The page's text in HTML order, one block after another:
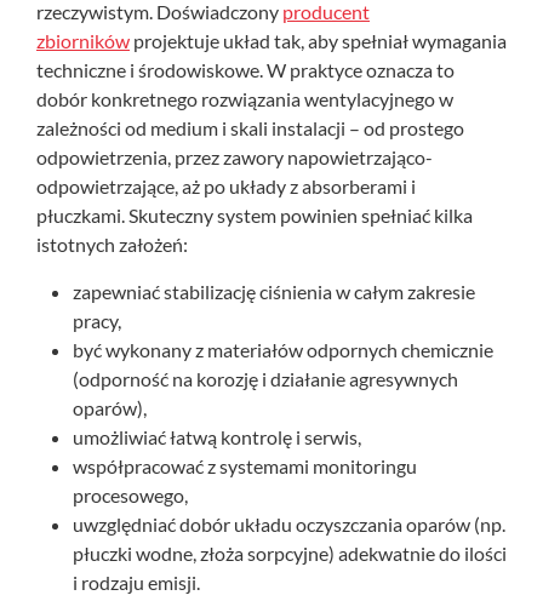
rzeczywistym. Doświadczony producent
zbiorników projektuje układ tak, aby spełniał wymagania
techniczne i środowiskowe. W praktyce oznacza to
dobór konkretnego rozwiązania wentylacyjnego w
zależności od medium i skali instalacji – od prostego
odpowietrzenia, przez zawory napowietrzająco-
odpowietrzające, aż po układy z absorberami i
płuczkami. Skuteczny system powinien spełniać kilka
istotnych założeń:
zapewniać stabilizację ciśnienia w całym zakresie
pracy,
być wykonany z materiałów odpornych chemicznie
(odporność na korozję i działanie agresywnych
oparów),
umożliwiać łatwą kontrolę i serwis,
współpracować z systemami monitoringu
procesowego,
uwzględniać dobór układu oczyszczania oparów (np.
płuczki wodne, złoża sorpcyjne) adekwatnie do ilości
i rodzaju emisji.